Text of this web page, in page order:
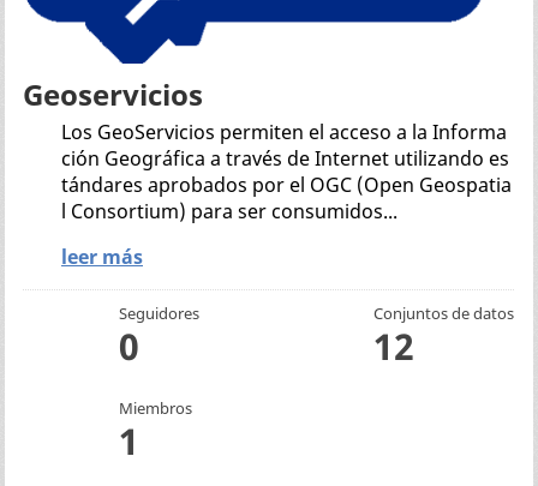
Geoservicios
Los GeoServicios permiten el acceso a la Informa
ción Geográfica a través de Internet utilizando es
tándares aprobados por el OGC (Open Geospatia
l Consortium) para ser consumidos...
leer más
Seguidores
0
Conjuntos de datos
12
Miembros
1